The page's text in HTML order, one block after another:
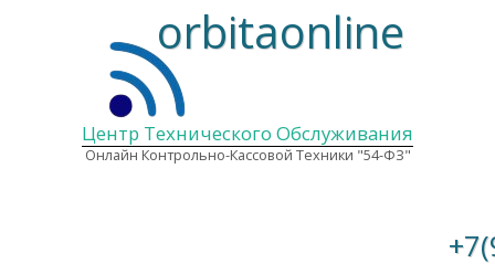
Центр Технического Обслуживания
Онлайн Контрольно-Кассовой Техники "54-ФЗ"
orbitaonline